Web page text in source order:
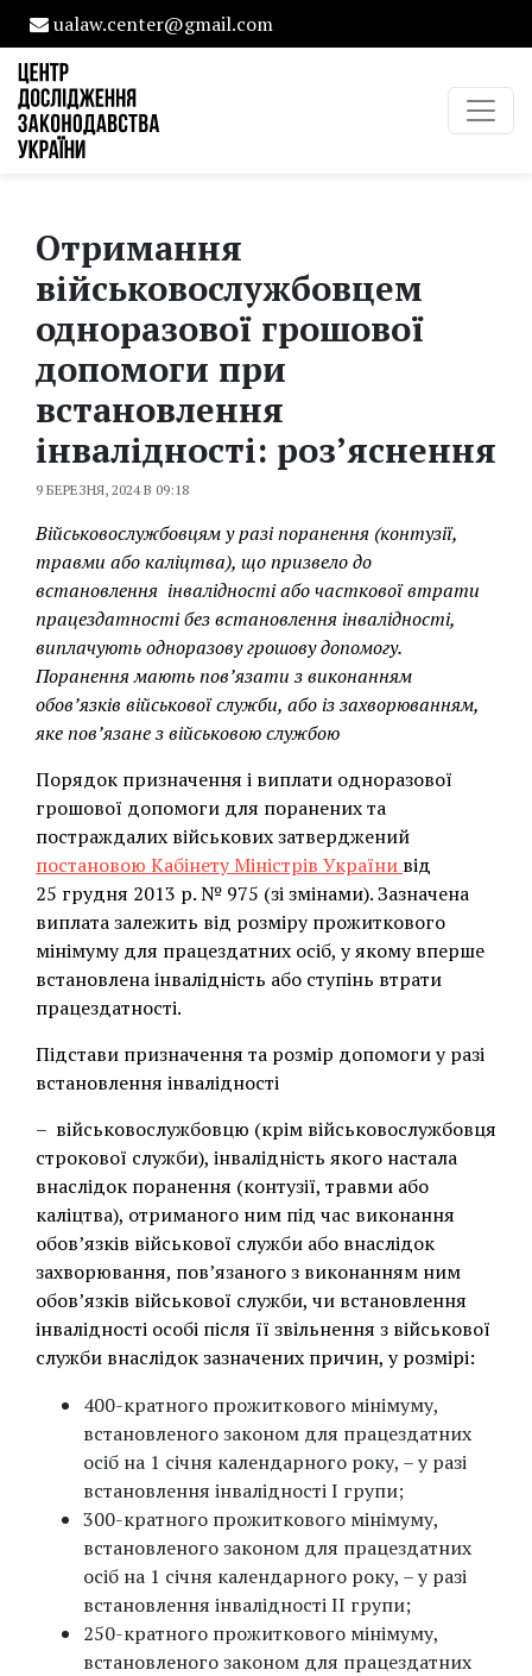
ualaw.center@gmail.com
Отримання
військовослужбовцем
одноразової грошової
допомоги при
встановлення
інвалідності: роз’яснення
9 БЕРЕЗНЯ, 2024 В 09:18
Військовослужбовцям у разі поранення (контузії,
травми або каліцтва), що призвело до
встановлення інвалідності або часткової втрати
працездатності без встановлення інвалідності,
виплачують одноразову грошову допомогу.
Поранення мають пов’язати з виконанням
обов’язків військової служби, або із захворюванням,
яке пов’язане з військовою службою
Порядок призначення і виплати одноразової
грошової допомоги для поранених та
постраждалих військових затверджений
постановою Кабінету Міністрів України від
25 грудня 2013 р. № 975 (зі змінами). Зазначена
виплата залежить від розміру прожиткового
мінімуму для працездатних осіб, у якому вперше
встановлена інвалідність або ступінь втрати
працездатності.
Підстави призначення та розмір допомоги у разі
встановлення інвалідності
– військовослужбовцю (крім військовослужбовця
строкової служби), інвалідність якого настала
внаслідок поранення (контузії, травми або
каліцтва), отриманого ним під час виконання
обов’язків військової служби або внаслідок
захворювання, пов’язаного з виконанням ним
обов’язків військової служби, чи встановлення
інвалідності особі після її звільнення з військової
служби внаслідок зазначених причин, у розмірі:
400-кратного прожиткового мінімуму,
встановленого законом для працездатних
осіб на 1 січня календарного року, – у разі
встановлення інвалідності I групи;
300-кратного прожиткового мінімуму,
встановленого законом для працездатних
осіб на 1 січня календарного року, – у разі
встановлення інвалідності II групи;
250-кратного прожиткового мінімуму,
встановленого законом для працездатних